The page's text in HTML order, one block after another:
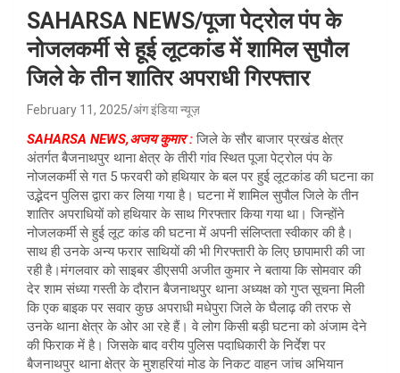
SAHARSA NEWS/पूजा पेट्रोल पंप के
नोजलकर्मी से हूई लूटकांड में शामिल सुपौल
जिले के तीन शातिर अपराधी गिरफ्तार
February 11, 2025 अंग इंडिया न्यूज़
SAHARSA NEWS,अजय कुमार : जिले के सौर बाजार प्रखंड क्षेत्र
अंतर्गत बैजनाथपुर थाना क्षेत्र के तीरी गांव स्थित पूजा पेट्रोल पंप के
नोजलकर्मी से गत 5 फरवरी को हथियार के बल पर हुई लूटकांड की घटना का
उद्भेदन पुलिस द्वारा कर लिया गया है। घटना में शामिल सुपौल जिले के तीन
शातिर अपराधियों को हथियार के साथ गिरफ्तार किया गया था। जिन्होंने
नोजलकर्मी से हुई लूट कांड की घटना में अपनी संलिप्तता स्वीकार की है।
साथ ही उनके अन्य फरार साथियों की भी गिरफ्तारी के लिए छापामारी की जा
रही है।मंगलवार को साइबर डीएसपी अजीत कुमार ने बताया कि सोमवार की
देर शाम संध्या गस्ती के दौरान बैजनाथपुर थाना अध्यक्ष को गुप्त सूचना मिली
कि एक बाइक पर सवार कुछ अपराधी मधेपुरा जिले के घैलाढ़ की तरफ से
उनके थाना क्षेत्र के ओर आ रहे हैं। वे लोग किसी बड़ी घटना को अंजाम देने
की फिराक में है। जिसके बाद वरीय पुलिस पदाधिकारी के निर्देश पर
बैजनाथपुर थाना क्षेत्र के मुशहरियां मोड के निकट वाहन जांच अभियान